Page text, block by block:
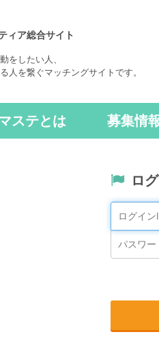
ィア総合サイト
をしたい人、
人を繋ぐマッチングサイトです。
ステとは 募集情
ロ